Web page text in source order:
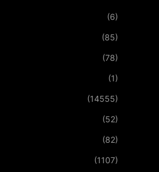
(6)
(85)
(78)
(1)
(14555)
(52)
(82)
(1107)